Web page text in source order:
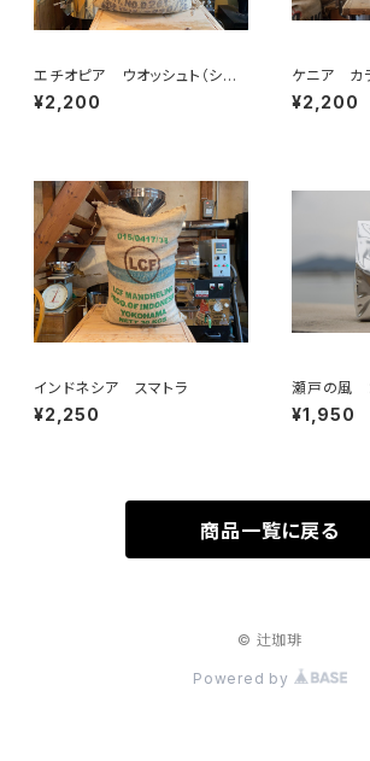
エチオピア ウオッシュト（シテ
ィロースト）200g
¥2,200
ケニア カラ
（フレンチ
¥2,200
インドネシア スマトラ
¥2,250
瀬戸の風
¥1,950
商品一覧に戻る
© 辻珈琲
Powered by